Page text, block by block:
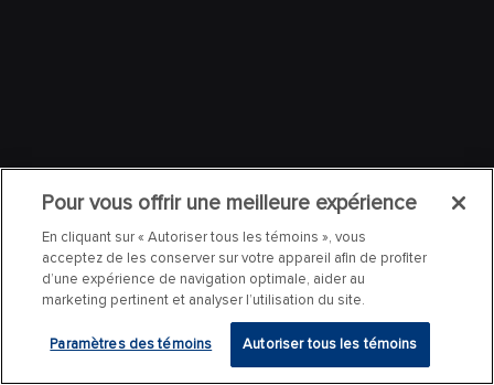
Pour vous offrir une meilleure expérience
En cliquant sur « Autoriser tous les témoins », vous
acceptez de les conserver sur votre appareil afin de profiter
d’une expérience de navigation optimale, aider au
marketing pertinent et analyser l’utilisation du site.
Paramètres des témoins Autoriser tous les témoins